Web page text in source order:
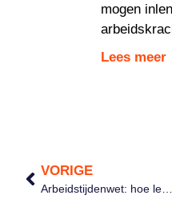
mogen
Lees meer
VORIGE